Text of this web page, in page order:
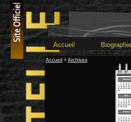
Accueil >Archives